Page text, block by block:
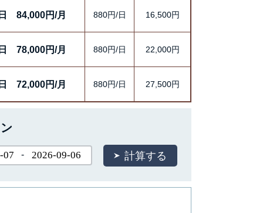
84,000円/月 880円/日 16,500円
78,000円/月 880円/日 22,000円
72,000円/月 880円/日 27,500円
-